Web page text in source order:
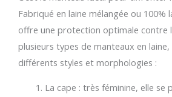
Fabriqué en laine mélangée ou 100%
offre une protection optimale contre
plusieurs types de manteaux en
différents styles et morphologies :
La cape : très féminine, elle se